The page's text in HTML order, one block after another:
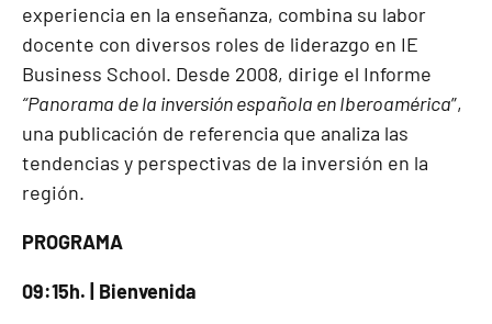
experiencia en la enseñanza, combina su labor
docente con diversos roles de liderazgo en IE
Business School. Desde 2008, dirige el Informe
“Panorama de la inversión española en Iberoamérica”,
una publicación de referencia que analiza las
tendencias y perspectivas de la inversión en la
región.
PROGRAMA
09:15h. | Bienvenida